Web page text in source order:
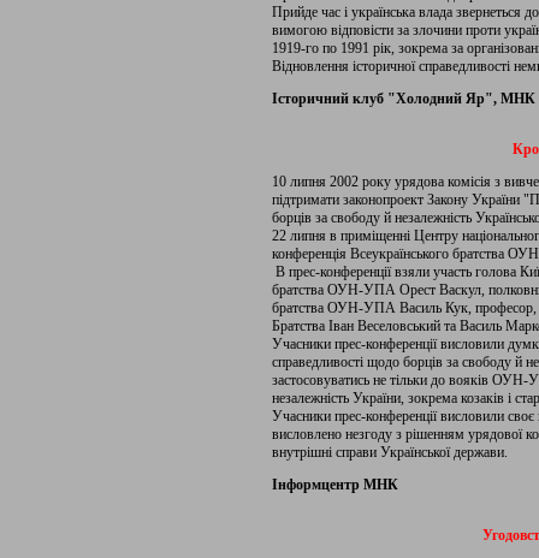
Прийде час і українська влада звернеться
вимогою відповісти за злочини проти
1919-го по 1991 рік, зокрема за
Відновлення історичної справедливості
Історичний клуб "Холодний Яр", МНК
10 липня 2002 року урядова комісія з
підтримати законопроект Закону України
борців за свободу й незалежність
22 липня в приміщенні Центру
конференція Всеукраїнського братства
В прес-конференції взяли участь голова
братства ОУН-УПА Орест Васкул,
братства ОУН-УПА Василь Кук, професор,
Братства Іван Веселовський та Василь
Учасники прес-конференції висловили
справедливості щодо борців за свободу й
застосовуватись не тільки до вояків
незалежність України, зокрема козаків і
Учасники прес-конференції висловили
висловлено незгоду з рішенням урядової
внутрішні справи Української держави.
Інформцентр МНК